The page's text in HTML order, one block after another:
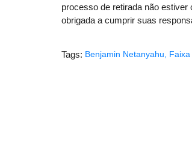
processo de retirada não
obrigada a cumprir suas
Tags: Benjamin Netanyahu